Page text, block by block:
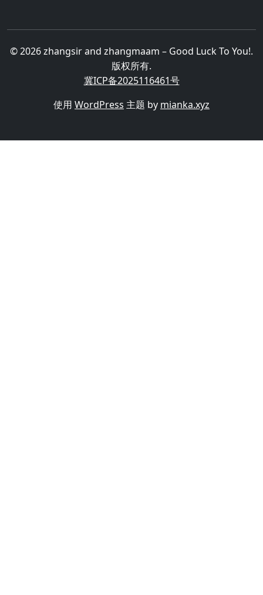
© 2026 zhangsir and zhangmaam – Good Luck To You!.
版权所有.
冀ICP备2025116461号
使用 WordPress 主题 by mianka.xyz